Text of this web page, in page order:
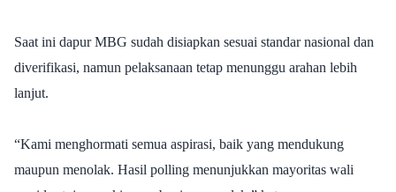
Saat ini dapur MBG sudah disiapkan sesuai standar nasional dan
diverifikasi, namun pelaksanaan tetap menunggu arahan lebih
lanjut.
“Kami menghormati semua aspirasi, baik yang mendukung
maupun menolak. Hasil polling menunjukkan mayoritas wali